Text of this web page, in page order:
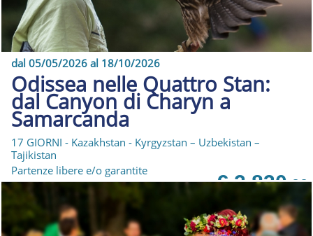
dal 05/05/2026 al 18/10/2026
Odissea nelle Quattro Stan:
dal Canyon di Charyn a
Samarcanda
17 GIORNI - Kazakhstan - Kyrgyzstan – Uzbekistan –
Tajikistan
Partenze libere e/o garantite
€ 2.830,00